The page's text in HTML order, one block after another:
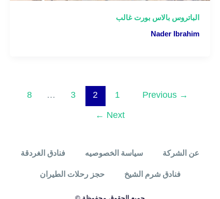
الباتروس بالاس بورت غالب
Nader Ibrahim
→
Previous
1
2
3
…
8
Next
←
عن الشركة سياسة الخصوصيه فنادق الغردقة
فنادق شرم الشيخ حجز رحلات الطيران